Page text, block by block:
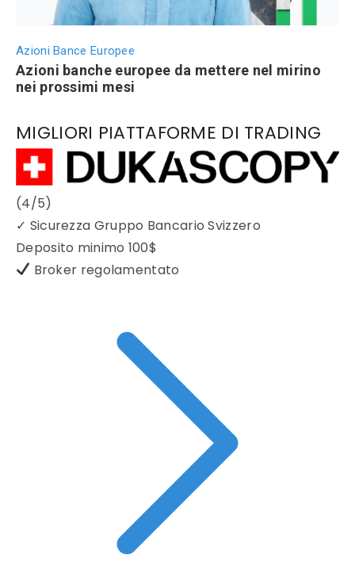
Azioni Bance Europee
Azioni banche europee da mettere nel mirino
nei prossimi mesi
MIGLIORI PIATTAFORME DI TRADING
(4/5)
✓ Sicurezza Gruppo Bancario Svizzero
Deposito minimo 100$
Broker regolamentato